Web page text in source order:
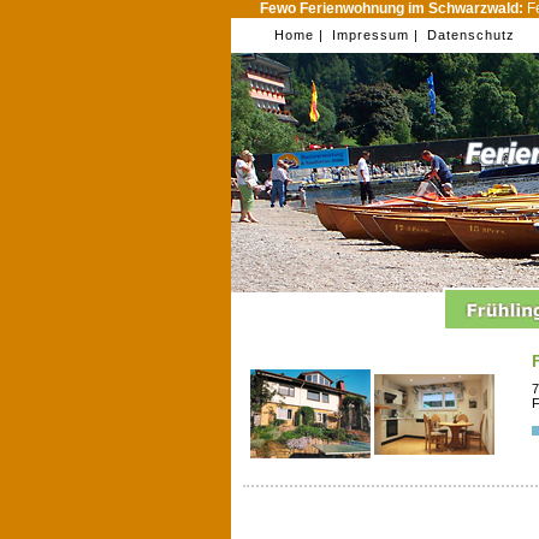
Fewo Ferienwohnung im Schwarzwald:
Home | Impressum | Datenschutz